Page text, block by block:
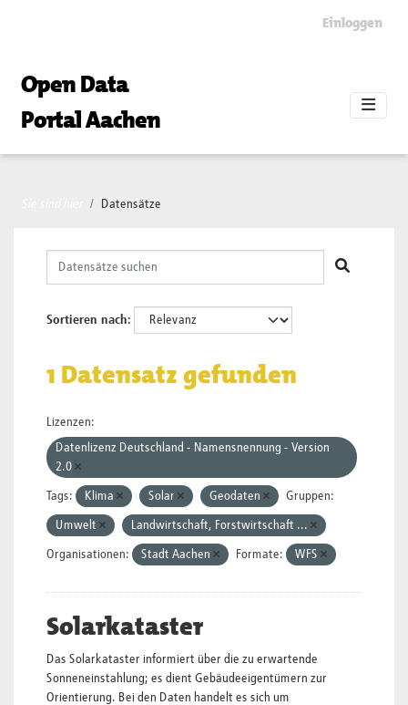
Einloggen
Open Data
Portal Aachen
Datensätze
Sortieren nach
1 Datensatz gefunden
Lizenzen:
Datenlizenz Deutschland - Namensnennung - Version
2.0
Tags: Klima Solar Geodaten Gruppen:
Umwelt Landwirtschaft, Forstwirtschaft ...
Organisationen: Stadt Aachen Formate: WFS
Solarkataster
Das Solarkataster informiert über die zu erwartende
Sonneneinstahlung; es dient Gebäudeeigentümern zur
Orientierung. Bei den Daten handelt es sich um